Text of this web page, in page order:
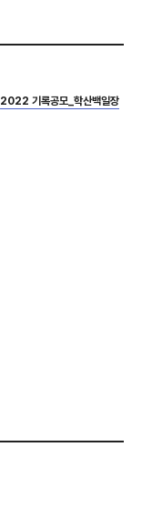
2022 기록공모_학산백일장